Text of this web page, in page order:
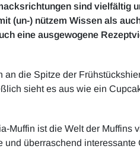
sind vielfältig
(un-) nützem Wissen als
eine ausgewogene
die Spitze der
sieht es aus wie ein
ist die Welt der Muffins
überraschend